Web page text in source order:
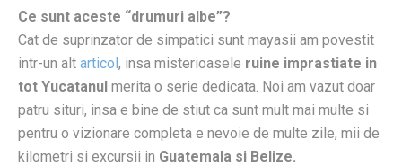
Ce sunt aceste “drumuri albe”?
Cat de suprinzator de simpatici sunt mayasii am povestit
intr-un alt articol, insa misterioasele ruine imprastiate in
tot Yucatanul merita o serie dedicata. Noi am vazut doar
patru situri, insa e bine de stiut ca sunt mult mai multe si
pentru o vizionare completa e nevoie de multe zile, mii de
kilometri si excursii in Guatemala si Belize.